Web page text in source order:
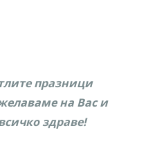
празници
на Вас и
здраве!